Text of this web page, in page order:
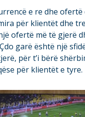
e re dhe ofertë
për klientët dhe
ofertë më të gjerë
garë është një
për t’i bërë
për klientët e tyre.